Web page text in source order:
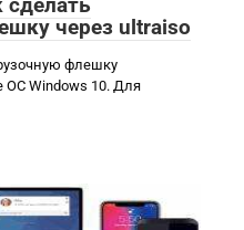
через ultraiso
флешку
ОС Windows 10. Для